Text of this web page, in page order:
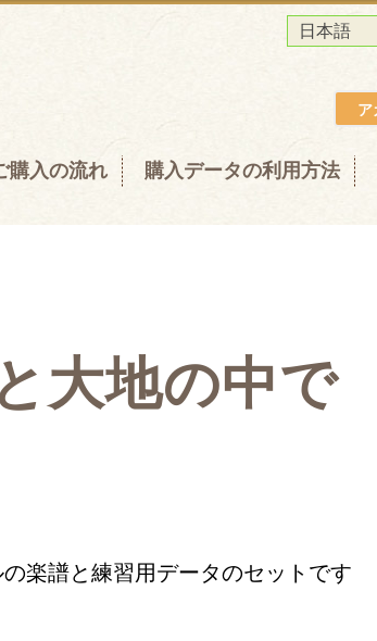
日本語
ア
購入の流れ 購入データの利用方法
大地の中で
楽譜と練習用データのセットです